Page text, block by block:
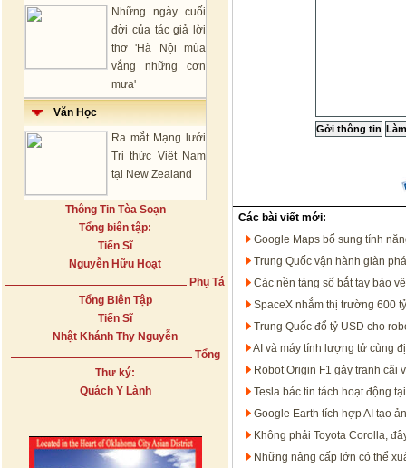
Những ngày cuối
đời của tác giả lời
thơ 'Hà Nội mùa
vắng những cơn
mưa'
Văn Học
Ra mắt Mạng lưới
Tri thức Việt Nam
tại New Zealand
Thông Tin Tòa Soạn
Tổng biên tập:
Tiến Sĩ
Nguyễn Hữu Hoạt
Phụ Tá
Tổng Biên Tập
Tiến Sĩ
Nhật Khánh Thy Nguyễn
Tổng
Thư ký:
Quách Y Lành
Các bài viết mới:
Google Maps bổ sung tính
Trung Quốc vận hành giàn
Các nền tảng số bắt tay bảo
SpaceX nhắm thị trường 600
Trung Quốc đổ tỷ USD cho
AI và máy tính lượng tử cùng
Robot Origin F1 gây tranh cãi
Tesla bác tin tách hoạt động
Google Earth tích hợp AI tạo
Không phải Toyota Corolla,
Những nâng cấp lớn có thể